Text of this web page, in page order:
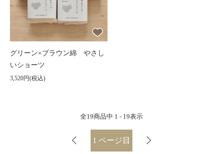
グリーン×ブラウン綿 やさし
いショーツ
3,520円(税込)
全19商品中 1 - 19表示
1 ページ目